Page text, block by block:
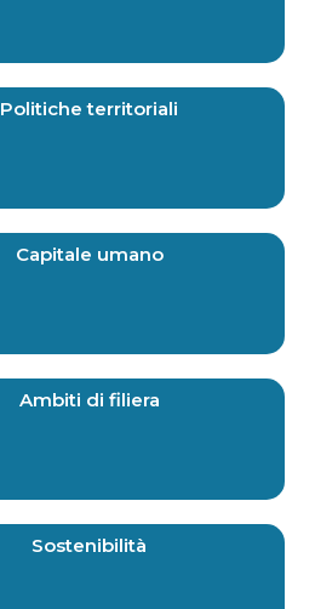
Politiche territoriali
Capitale umano
Ambiti di filiera
Sostenibilità